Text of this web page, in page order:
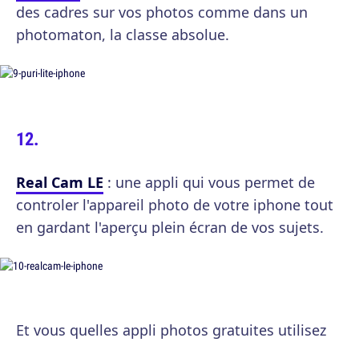
des cadres sur vos photos comme dans un
photomaton, la classe absolue.
Real Cam LE : une appli qui vous permet de
controler l'appareil photo de votre iphone tout
en gardant l'aperçu plein écran de vos sujets.
Et vous quelles appli photos gratuites utilisez